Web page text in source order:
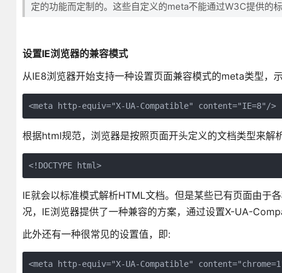
定的功能而定制的。这些自定义的meta不能通过W3C提供的
设置IE浏览器的兼容模式
从IE8浏览器开始支持一种设置页面兼容模式的meta类型，
<meta http-equiv="X-UA-Compatible" content="IE=8"/>
根据html规范，浏览器是按照页面开头定义的文档类型来解
<!DOCTYPE html>
IE就会以标准模式解析HTML文档。但是某些已有页面由于
况，IE浏览器提供了一种兼容的方案，通过设置X-UA-
此外还有一种很常见的设置值，即:
<meta http-equiv="X-UA-Compatible"